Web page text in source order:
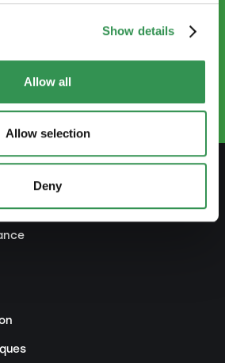
Show details
Allow all
Allow selection
Deny
NOUS
+41 22 735 96 66